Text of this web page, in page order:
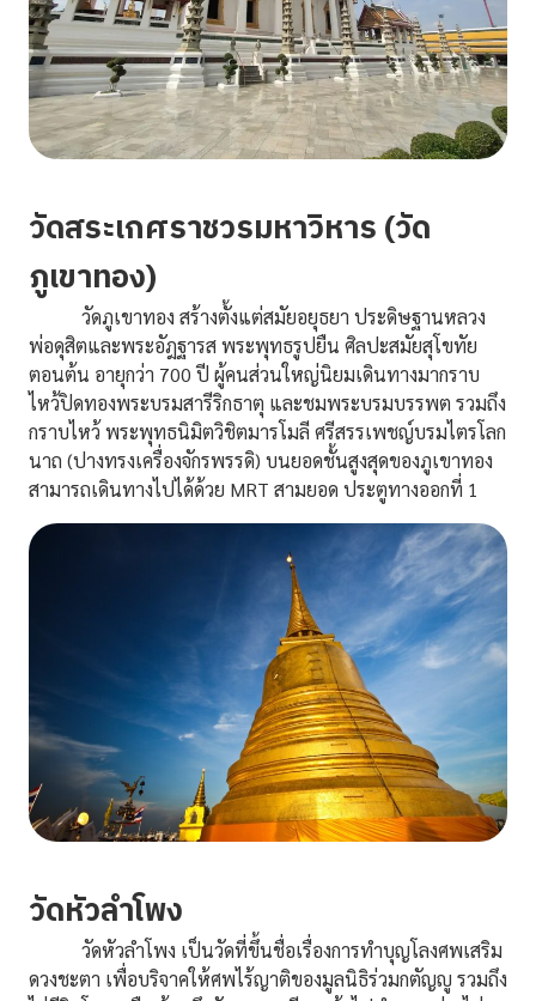
วัดสระเกศราชวรมหาวิหาร (วัด
ภูเขาทอง)
วัดภูเขาทอง สร้างตั้งแต่สมัยอยุธยา ประดิษฐานหลวง
พ่อดุสิตและพระอัฎฐารส พระพุทธรูปยืน ศิลปะสมัยสุโขทัย
ตอนต้น อายุกว่า 700 ปี ผู้คนส่วนใหญ่นิยมเดินทางมากราบ
ไหว้ปิดทองพระบรมสารีริกธาตุ และชมพระบรมบรรพต รวมถึง
กราบไหว้ พระพุทธนิมิตวิชิตมารโมลี ศรีสรรเพชญ์บรมไตรโลก
นาถ (ปางทรงเครื่องจักรพรรดิ) บนยอดชั้นสูงสุดของภูเขาทอง
สามารถเดินทางไปได้ด้วย MRT สามยอด ประตูทางออกที่ 1
วัดหัวลำโพง
วัดหัวลำโพง เป็นวัดที่ขึ้นชื่อเรื่องการทำบุญโลงศพเสริม
ดวงชะตา เพื่อบริจาคให้ศพไร้ญาติของมูลนิธิร่วมกตัญญู รวมถึง